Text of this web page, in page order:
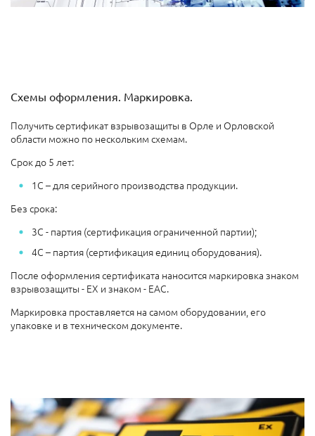
Схемы оформления. Маркировка.
Получить сертификат взрывозащиты в Орле и Орловской
области можно по нескольким схемам.
Срок до 5 лет:
1С – для серийного производства продукции.
Без срока:
3С - партия (сертификация ограниченной партии);
4С – партия (сертификация единиц оборудования).
После оформления сертификата наносится маркировка знаком
взрывозащиты - EX и знаком - ЕАС.
Маркировка проставляется на самом оборудовании, его
упаковке и в техническом документе.